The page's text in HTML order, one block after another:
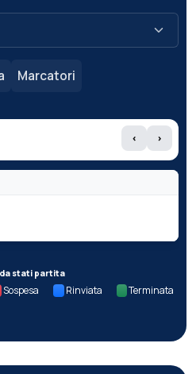
Marcatori
‹ ›
stati partita
Sospesa Rinviata Terminata